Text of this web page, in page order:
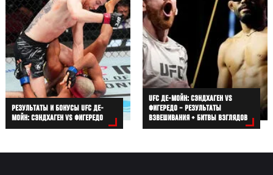
РЕЗУЛЬТАТЫ И БОНУСЫ UFC ДЕ-
МОЙН: СЭНДХАГЕН VS ФИГЕРЕДО
UFC ДЕ-МОЙН: СЭНДХАГЕН VS
ФИГЕРЕДО – РЕЗУЛЬТАТЫ
ВЗВЕШИВАНИЯ + БИТВЫ ВЗГЛЯДОВ